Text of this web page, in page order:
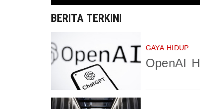
BERITA TERKINI
GAYA HIDUP
OpenAI